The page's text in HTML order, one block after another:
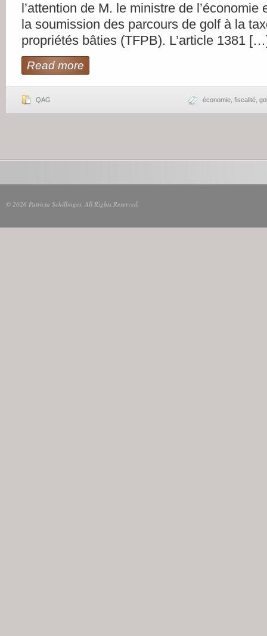
l’attention de M. le ministre de l’économie
la soumission des parcours de golf à la
propriétés bâties (TFPB). L’article 1381
Read more
QAG économie fiscalité
© 2026 Patricia Schillinger. All Rights Reserved.